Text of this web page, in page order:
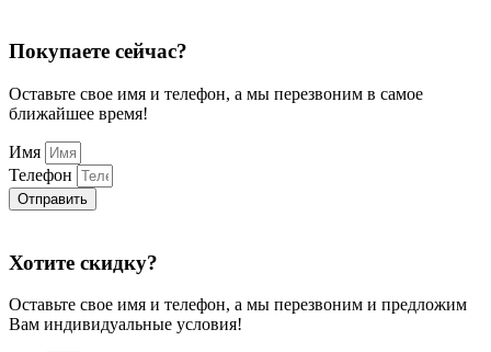
Покупаете сейчас?
Оставьте свое имя и телефон, а мы перезвоним в самое
ближайшее время!
Имя
Телефон
Отправить
Хотите скидку?
Оставьте свое имя и телефон, а мы перезвоним и предложим
Вам индивидуальные условия!